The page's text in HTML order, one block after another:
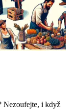
Nezoufejte, i když